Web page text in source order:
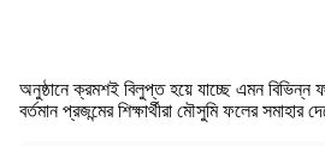
অনুষ্ঠানে ক্রমশই বিলুপ্ত হয়ে যাচ্ছে এমন
বর্তমান প্রজন্মের শিক্ষার্থীরা মৌসুমি ফলের